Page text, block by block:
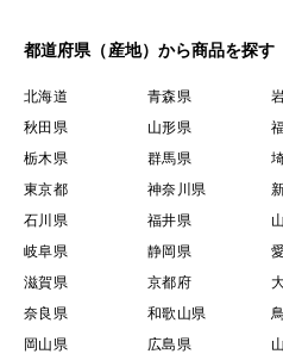
都道府県（産地）から商品を探す
北海道 青森県
秋田県
山形県
栃木県
群馬県
東京都
神奈川県
石川県
福井県
岐阜県
静岡県
滋賀県
京都府
奈良県
和歌山県
岡山県
広島県